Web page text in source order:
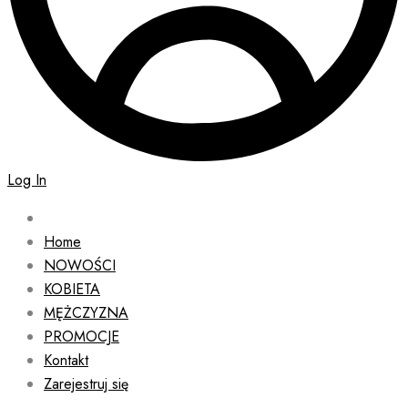
Log In
Home
NOWOŚCI
KOBIETA
MĘŻCZYZNA
PROMOCJE
Kontakt
Zarejestruj się